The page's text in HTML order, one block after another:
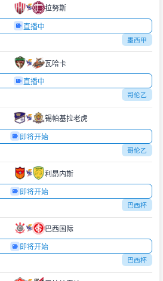
拉努斯
直播中
墨西甲
瓦哈卡
直播中
哥伦乙
锡帕基拉老虎
即将开始
哥伦乙
利昂内斯
即将开始
巴西杯
巴西国际
即将开始
巴西杯